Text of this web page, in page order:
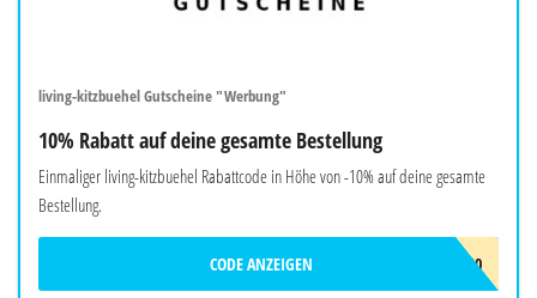
living-kitzbuehel Gutscheine "Werbung"
10% Rabatt auf deine gesamte Bestellung
Einmaliger living-kitzbuehel Rabattcode in Höhe von -10% auf deine gesamte
Bestellung.
LK10
CODE ANZEIGEN